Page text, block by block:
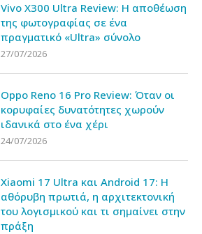
Vivo X300 Ultra Review: Η αποθέωση
της φωτογραφίας σε ένα
πραγματικό «Ultra» σύνολο
27/07/2026
Oppo Reno 16 Pro Review: Όταν οι
κορυφαίες δυνατότητες χωρούν
ιδανικά στο ένα χέρι
24/07/2026
Xiaomi 17 Ultra και Android 17: Η
αθόρυβη πρωτιά, η αρχιτεκτονική
του λογισμικού και τι σημαίνει στην
πράξη